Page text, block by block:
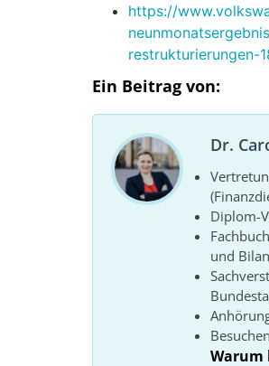
https://
restrukturierungen-
Ein Beitrag von:
Dr.
Diplom-
und
Warum